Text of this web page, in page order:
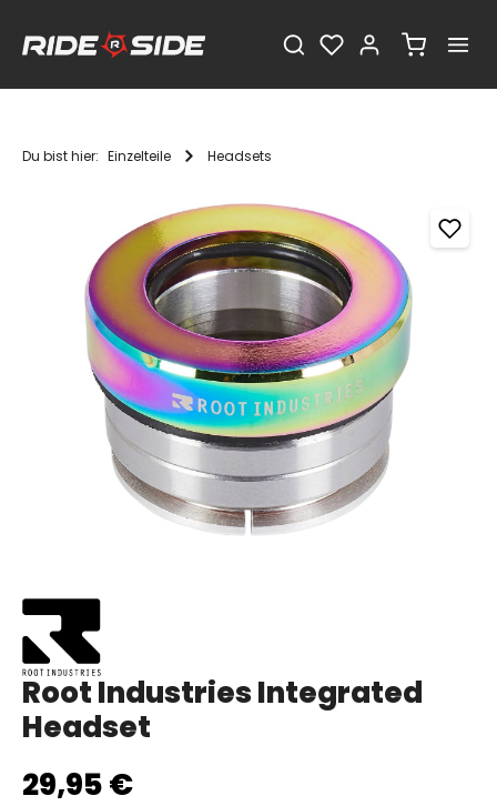
Du bist hier: Einzelteile Headsets
Root Industries Integrated
Headset
29,95 €